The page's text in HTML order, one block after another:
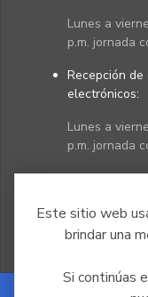
Este sitio web
brindar una
Si continúas
Lunes a
p.m. jornada
Recepción
electrónicos:
Lunes a
p.m. jornada